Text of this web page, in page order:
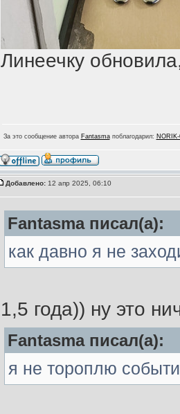
Линеечку
За это сообщение автора Fantasmaпоблагодарил: NORIK-
Добавлено:12 апр 2025, 06:10
Fantasma писал(а):
как давно я не
1,5 года)) ну это
Fantasma писал(а):
я не тороплю